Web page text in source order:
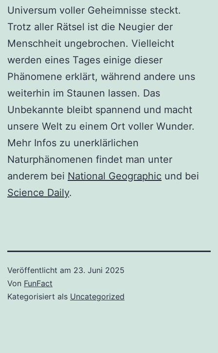
Universum voller Geheimnisse steckt.
Trotz aller Rätsel ist die Neugier der
Menschheit ungebrochen. Vielleicht
werden eines Tages einige dieser
Phänomene erklärt, während andere uns
weiterhin im Staunen lassen. Das
Unbekannte bleibt spannend und macht
unsere Welt zu einem Ort voller Wunder.
Mehr Infos zu unerklärlichen
Naturphänomenen findet man unter
anderem bei National Geographic und bei
Science Daily.
Veröffentlicht am 23. Juni 2025
Von FunFact
Kategorisiert als Uncategorized